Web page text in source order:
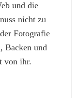
und die
nicht zu
Fotografie
Backen und
von ihr.